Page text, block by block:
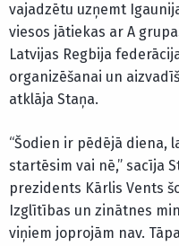
vajadzētu uzņemt
viesos jātiekas ar A
Latvijas Regbija
organizēšanai un
atklāja Staņa.
“Šodien ir pēdējā diena,
startēsim vai nē,” sacīja
prezidents Kārlis Vents
Izglītības un zinātnes
viņiem joprojām nav.